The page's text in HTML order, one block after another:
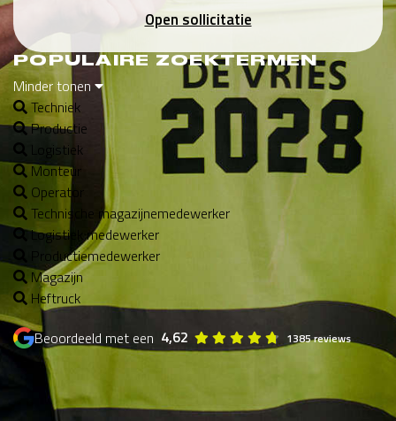
Open sollicitatie
POPULAIRE ZOEKTERMEN
Minder tonen
Techniek
Productie
Logistiek
Monteur
Operator
Technische magazijnemedewerker
Logistiek medewerker
Productiemedewerker
Magazijn
Heftruck
Beoordeeld met een 4,62 1385 reviews